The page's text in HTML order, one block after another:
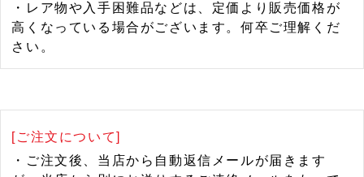
・レア物や入手困難品などは、定価より販売価格が
高くなっている場合がございます。何卒ご理解くだ
さい。
[ご注文について]
・ご注文後、当店から自動返信メールが届きます